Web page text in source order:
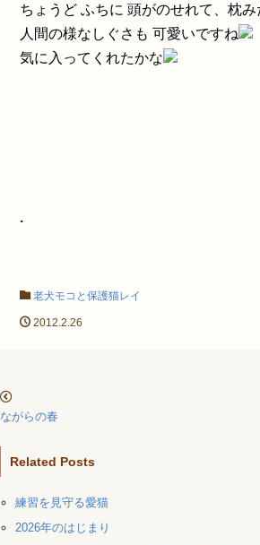
ちょうど ふちに 頭がのせれて、枕み
人間の様なしぐさも 可愛いですね
気に入ってくれたかな
.
老犬モコと保護猫レイ
2012.2.26
ながらの春
Related Posts
練習を見守る愛猫
2026年のはじまり